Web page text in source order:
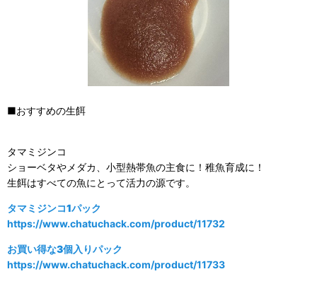
■おすすめの生餌
タマミジンコ
ショーベタやメダカ、小型熱帯魚の主食に！稚魚育成に！
生餌はすべての魚にとって活力の源です。
タマミジンコ1パック
https://www.chatuchack.com/product/11732
お買い得な3個入りパック
https://www.chatuchack.com/product/11733